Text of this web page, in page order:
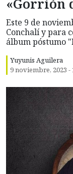
«Gorrión
Este 9 de
Conchalí y para
álbum póstumo
Yuyunis Aguilera
9 noviembre, 2023 -